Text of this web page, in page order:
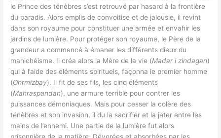
le Prince des ténèbres s’est retrouvé par hasard à la frontière
du paradis. Alors emplis de convoitise et de jalousie, il revint
dans son royaume pour constituer une armée et envahir les
jardins de lumière. Pour protéger son royaume, le Père de la
grandeur a commencé à émaner les différents dieux du
manichéisme. Il créa alors la Mère de la vie (Madar i zindagan)
qui à l’aide des éléments spirituels, façonna le premier homme
(Ohrmizbay). Il fit de ses fils, les cinq éléments
(Mahraspandan), une armure terrible pour contrer les
puissances démoniaques. Mais pour cesser la colère des
ténèbres et son invasion, il du la sacrifier et la jeter entre les
mains de l’ennemi. Une partie de la lumière fut alors
prisonnière de la matière. Dévorées et absorbées par les